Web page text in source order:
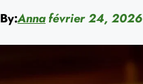
By:Annafévrier 24, 2026